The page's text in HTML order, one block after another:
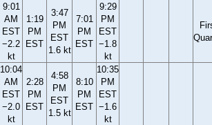
9:01
AM
EST
−2.2
kt
1:19
PM
EST
3:47
PM
EST
1.6 kt
7:01
PM
EST
9:29
PM
EST
−1.8
kt
10:04
AM
EST
−2.0
kt
2:28
PM
EST
4:58
PM
EST
1.5 kt
8:10
PM
EST
10:35
PM
EST
−1.6
kt